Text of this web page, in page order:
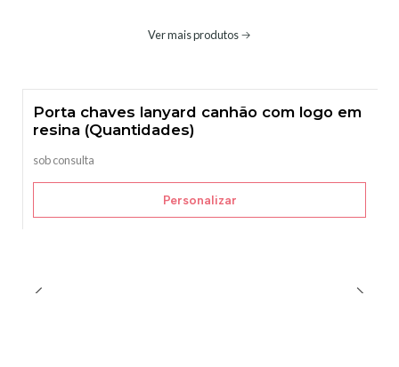
Ver mais produtos
Porta chaves lanyard canhão com logo em
resina (Quantidades)
sob consulta
Personalizar